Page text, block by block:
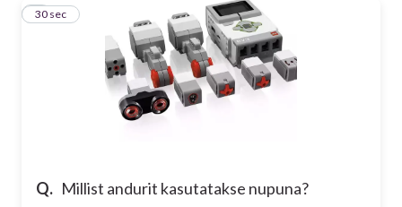
Q. Millist andurit kasutatakse nupuna?
8
30 sec